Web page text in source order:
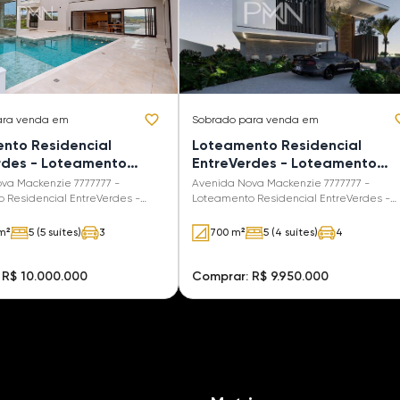
venda em
Residencial
- Loteamento
EntreVerdes
Mackenzie 7777777 -
Residencial EntreVerdes -
5 (5 suítes) 3
10.000.000
Sobrado para venda em
Loteamento Residencial
EntreVerdes - Loteamento
Residencial EntreVerdes
Avenida Nova Mackenzie 7777777 -
Loteamento Residencial EntreVerdes -
700 m²
5 (4 suítes) 4
Comprar: R$ 9.950.000